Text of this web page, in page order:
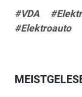
#VDA
#Elektroauto